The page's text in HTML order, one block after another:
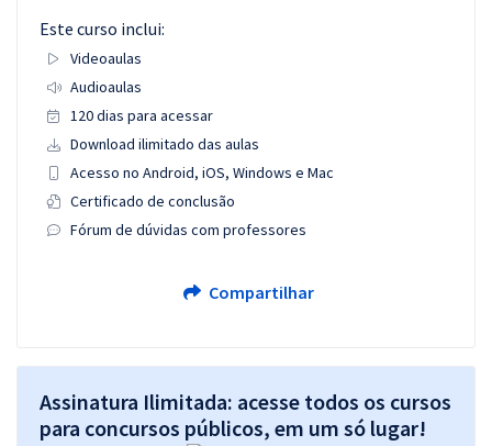
Este curso inclui:
Videoaulas
Audioaulas
120 dias para acessar
Download ilimitado das aulas
Acesso no Android, iOS, Windows e Mac
Certificado de conclusão
Fórum de dúvidas com professores
Compartilhar
Assinatura Ilimitada: acesse todos os cursos
para concursos públicos, em um só lugar!